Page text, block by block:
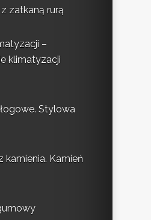
zatkaną rurą
–
klimatyzacji
Stylowa
kamienia. Kamień